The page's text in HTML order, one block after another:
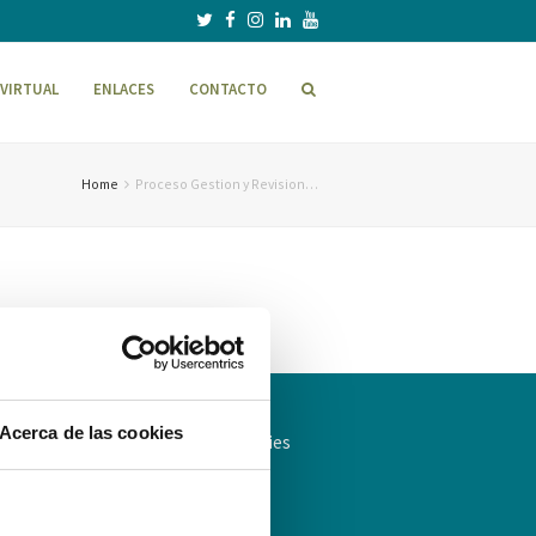
Acerca de las cookies
ENLACES CONTACTO
Home Proceso Gestion y Revision…
de Privacidad
Política de cookies